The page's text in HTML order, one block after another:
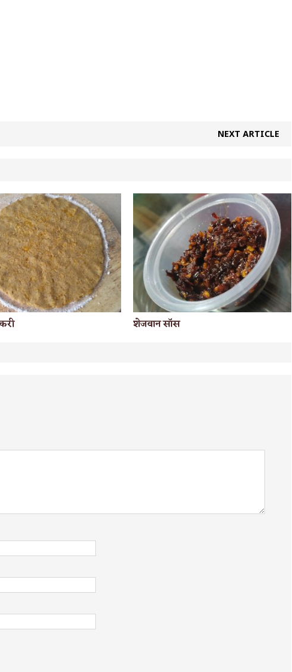
NEXT ARTICLE
शेजवान सॉस